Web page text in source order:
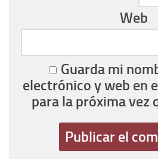
Web
Guarda mi
electrónico y web en
para la próxima vez